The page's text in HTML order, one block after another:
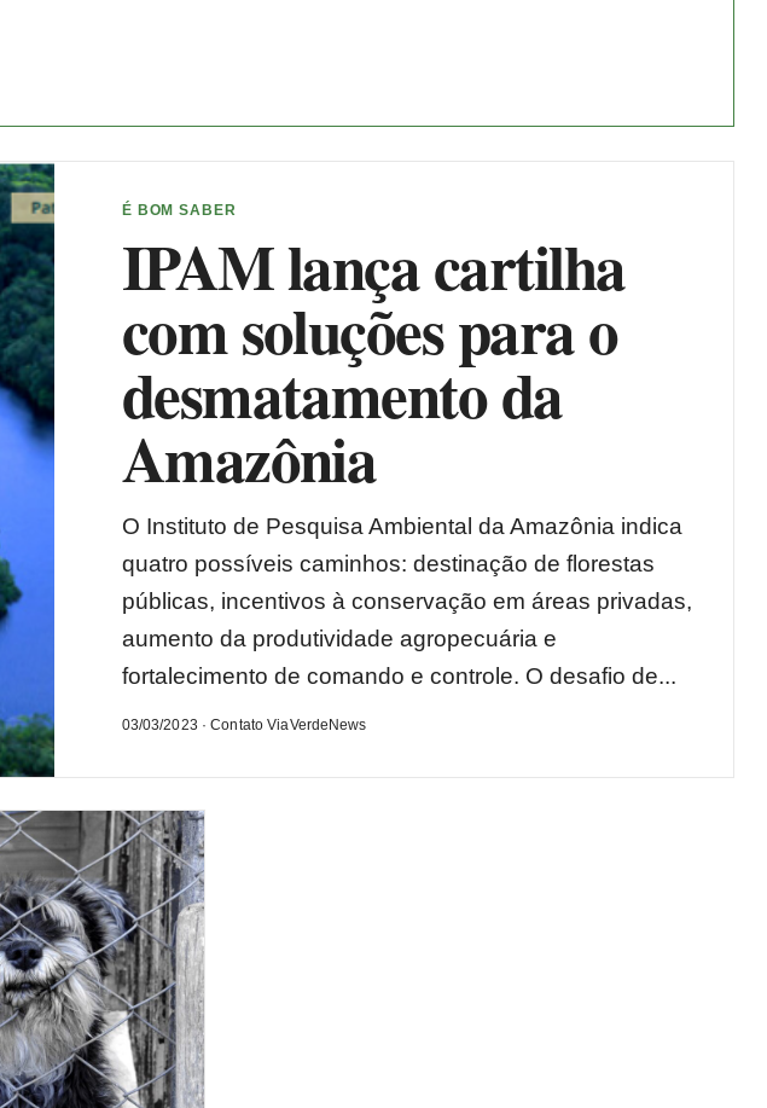
É BOM SABER
IPAM lança cartilha
com soluções para o
desmatamento da
Amazônia
O Instituto de Pesquisa Ambiental da Amazônia indica
quatro possíveis caminhos: destinação de florestas
públicas, incentivos à conservação em áreas privadas,
aumento da produtividade agropecuária e
fortalecimento de comando e controle. O desafio de...
03/03/2023 · Contato ViaVerdeNews